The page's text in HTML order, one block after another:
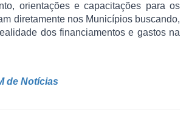
orientações e capacitações para os
diretamente nos Municípios buscando,
dos financiamentos e gastos na
de Notícias